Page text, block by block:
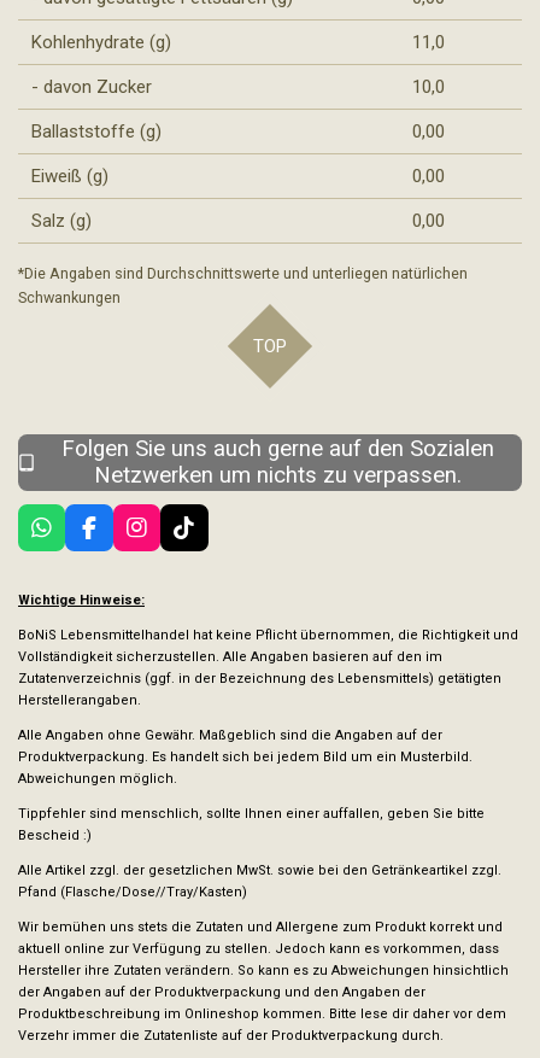
Kohlenhydrate (g) 11,0
- davon Zucker 10,0
Ballaststoffe (g) 0,00
Eiweiß (g) 0,00
Salz (g) 0,00
*Die Angaben sind Durchschnittswerte und unterliegen natürlichen
Schwankungen
TOP
Folgen Sie uns auch gerne auf den Sozialen
Netzwerken um nichts zu verpassen.
W
h
t
A
p
p
F
a
e
o
o
k
I
n
t
g
r
a
m
T
i
k
Wichtige Hinweise:
BoNiS Lebensmittelhandel hat keine Pflicht übernommen, die Richtigkeit und
Vollständigkeit sicherzustellen. Alle Angaben basieren auf den im
Zutatenverzeichnis (ggf. in der Bezeichnung des Lebensmittels) getätigten
Herstellerangaben.
Alle Angaben ohne Gewähr. Maßgeblich sind die Angaben auf der
Produktverpackung. Es handelt sich bei jedem Bild um ein Musterbild.
Abweichungen möglich.
Tippfehler sind menschlich, sollte Ihnen einer auffallen, geben Sie bitte
Bescheid :)
Alle Artikel zzgl. der gesetzlichen MwSt. sowie bei den Getränkeartikel zzgl.
Pfand (Flasche/Dose//Tray/Kasten)
Wir bemühen uns stets die Zutaten und Allergene zum Produkt korrekt und
aktuell online zur Verfügung zu stellen. Jedoch kann es vorkommen, dass
Hersteller ihre Zutaten verändern. So kann es zu Abweichungen hinsichtlich
der Angaben auf der Produktverpackung und den Angaben der
Produktbeschreibung im Onlineshop kommen. Bitte lese dir daher vor dem
Verzehr immer die Zutatenliste auf der Produktverpackung durch.